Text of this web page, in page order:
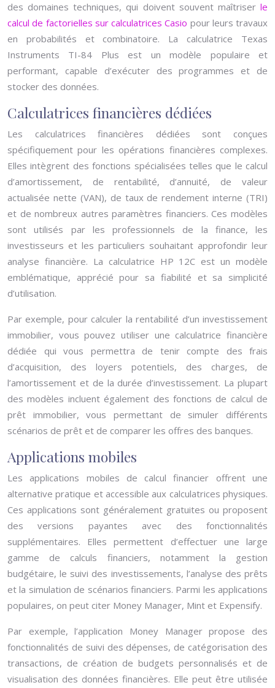
des domaines techniques, qui doivent souvent maîtriser le
calcul de factorielles sur calculatrices Casio pour leurs travaux
en probabilités et combinatoire. La calculatrice Texas
Instruments TI-84 Plus est un modèle populaire et
performant, capable d’exécuter des programmes et de
stocker des données.
Calculatrices financières dédiées
Les calculatrices financières dédiées sont conçues
spécifiquement pour les opérations financières complexes.
Elles intègrent des fonctions spécialisées telles que le calcul
d’amortissement, de rentabilité, d’annuité, de valeur
actualisée nette (VAN), de taux de rendement interne (TRI)
et de nombreux autres paramètres financiers. Ces modèles
sont utilisés par les professionnels de la finance, les
investisseurs et les particuliers souhaitant approfondir leur
analyse financière. La calculatrice HP 12C est un modèle
emblématique, apprécié pour sa fiabilité et sa simplicité
d’utilisation.
Par exemple, pour calculer la rentabilité d’un investissement
immobilier, vous pouvez utiliser une calculatrice financière
dédiée qui vous permettra de tenir compte des frais
d’acquisition, des loyers potentiels, des charges, de
l’amortissement et de la durée d’investissement. La plupart
des modèles incluent également des fonctions de calcul de
prêt immobilier, vous permettant de simuler différents
scénarios de prêt et de comparer les offres des banques.
Applications mobiles
Les applications mobiles de calcul financier offrent une
alternative pratique et accessible aux calculatrices physiques.
Ces applications sont généralement gratuites ou proposent
des versions payantes avec des fonctionnalités
supplémentaires. Elles permettent d’effectuer une large
gamme de calculs financiers, notamment la gestion
budgétaire, le suivi des investissements, l’analyse des prêts
et la simulation de scénarios financiers. Parmi les applications
populaires, on peut citer Money Manager, Mint et Expensify.
Par exemple, l’application Money Manager propose des
fonctionnalités de suivi des dépenses, de catégorisation des
transactions, de création de budgets personnalisés et de
visualisation des données financières. Elle peut être utilisée